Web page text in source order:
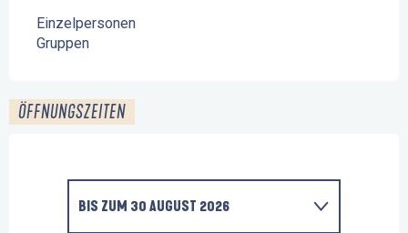
Einzelpersonen
Gruppen
ÖFFNUNGSZEITEN
BIS ZUM 30 AUGUST 2026